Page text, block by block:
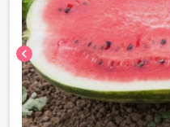
chevron_left